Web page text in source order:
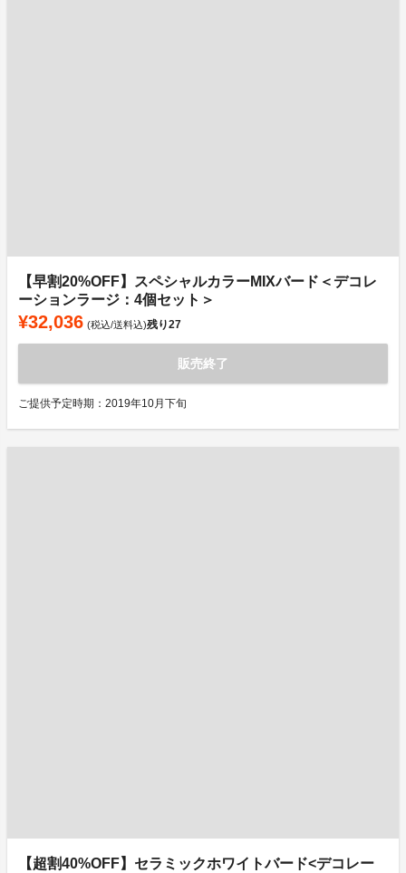
【早割20%OFF】スペシャルカラーMIXバード＜デコレ
ーションラージ：4個セット＞
¥32,036 (税込/送料込)残り27
販売終了
ご提供予定時期：2019年10月下旬
【超割40%OFF】セラミックホワイトバード<デコレー